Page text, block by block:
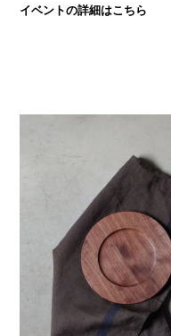
イベントの詳細はこちら